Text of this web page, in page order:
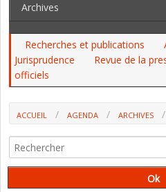
Archives
Recherches et publications
Jurisprudence
Revue de la
officiels
ACCUEIL AGENDA ARCHIVES